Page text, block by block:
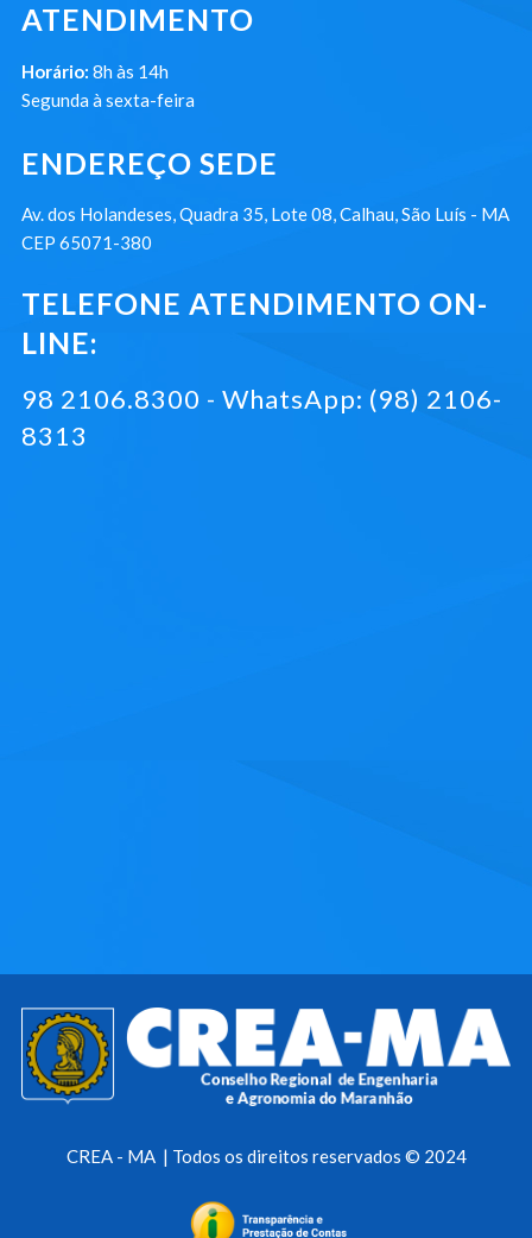
ATENDIMENTO
Horário: 8h às 14h
Segunda à sexta-feira
ENDEREÇO SEDE
Av. dos Holandeses, Quadra 35, Lote 08, Calhau, São Luís - MA
CEP 65071-380
TELEFONE ATENDIMENTO ON-
LINE:
98 2106.8300 - WhatsApp: (98) 2106-
8313
CREA - MA | Todos os direitos reservados © 2024